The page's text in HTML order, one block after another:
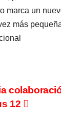
marca un
más
12